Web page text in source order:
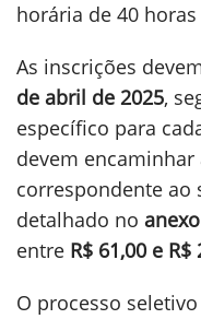
horária de 40
As inscrições
de abril de 2025,
específico para
devem
correspondente ao
detalhado no
entre R$ 61,00 e R$
O processo